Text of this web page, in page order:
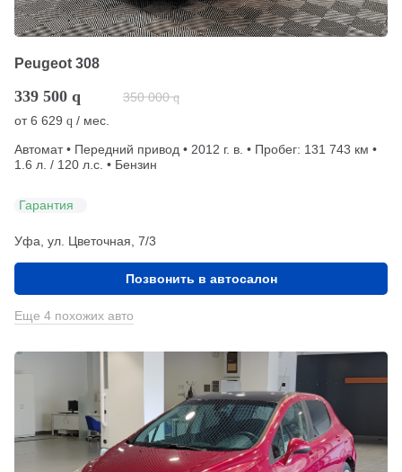
Peugeot 308
339 500 q 350 000 q
от6 629 q / мес.
Автомат • Передний привод • 2012 г. в. • Пробег: 131 743 км •
1.6 л. / 120 л.с. • Бензин
Гарантия
Уфа, ул. Цветочная, 7/3
Позвонить в автосалон
Еще 4 похожих авто